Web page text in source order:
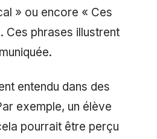
» ou encore « Ces
Ces phrases illustrent
entendu dans des
exemple, un élève
pourrait être perçu